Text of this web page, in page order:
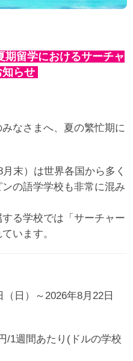
期留学におけるサーチャ
知らせ
なさまへ、夏の繁忙期に
末）は世界各国から多く
の語学学校も非常に混み
る学校では「サーチャー
います。
（日）～2026年8月22日
/1週間あたり(ドルの学校